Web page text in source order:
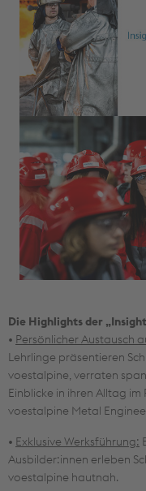
Die Highlights der
• Persönlicher Austausch
Lehrlinge präsentieren
voestalpine, verraten
Einblicke in ihren Alltag
voestalpine Metal
• Exklusive Werksführung:
Ausbilder:innen erleben
voestalpine hautnah.